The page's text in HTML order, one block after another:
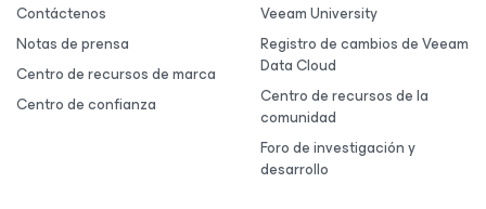
Contáctenos
Notas de prensa
Centro de recursos de marca
Centro de confianza
Veeam University
Registro de cambios de Veeam
Data Cloud
Centro de recursos de la
comunidad
Foro de investigación y
desarrollo